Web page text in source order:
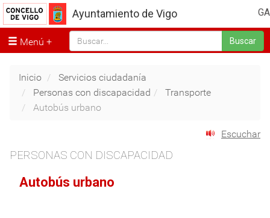
GA
Ayuntamiento de Vigo
Menú Buscar
Inicio
Servicios ciudadanía
Personas con discapacidad
Transporte
Autobús urbano
Escuchar
PERSONAS CON DISCAPACIDAD
Autobús urbano